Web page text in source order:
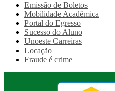
Emissão de Boletos
Mobilidade Acadêmica
Portal do Egresso
Sucesso do Aluno
Unoeste Carreiras
Locação
Fraude é crime